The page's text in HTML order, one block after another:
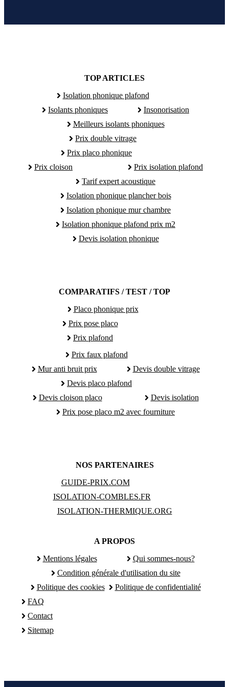
TOP ARTICLES
Isolation phonique plafond
Isolants phoniques
Insonorisation
Meilleurs isolants phoniques
Prix double vitrage
Prix placo phonique
Prix cloison
Prix isolation plafond
Tarif expert acoustique
Isolation phonique plancher bois
Isolation phonique mur chambre
Isolation phonique plafond prix m2
Devis isolation phonique
COMPARATIFS / TEST / TOP
Placo phonique prix
Prix pose placo
Prix plafond
Prix faux plafond
Mur anti bruit prix
Devis double vitrage
Devis placo plafond
Devis cloison placo
Devis isolation
Prix pose placo m2 avec fourniture
NOS PARTENAIRES
GUIDE-PRIX.COM
ISOLATION-COMBLES.FR
ISOLATION-THERMIQUE.ORG
A PROPOS
Mentions légales
Qui sommes-nous?
Condition générale d'utilisation du site
Politique des cookies
Politique de confidentialité
FAQ
Contact
Sitemap